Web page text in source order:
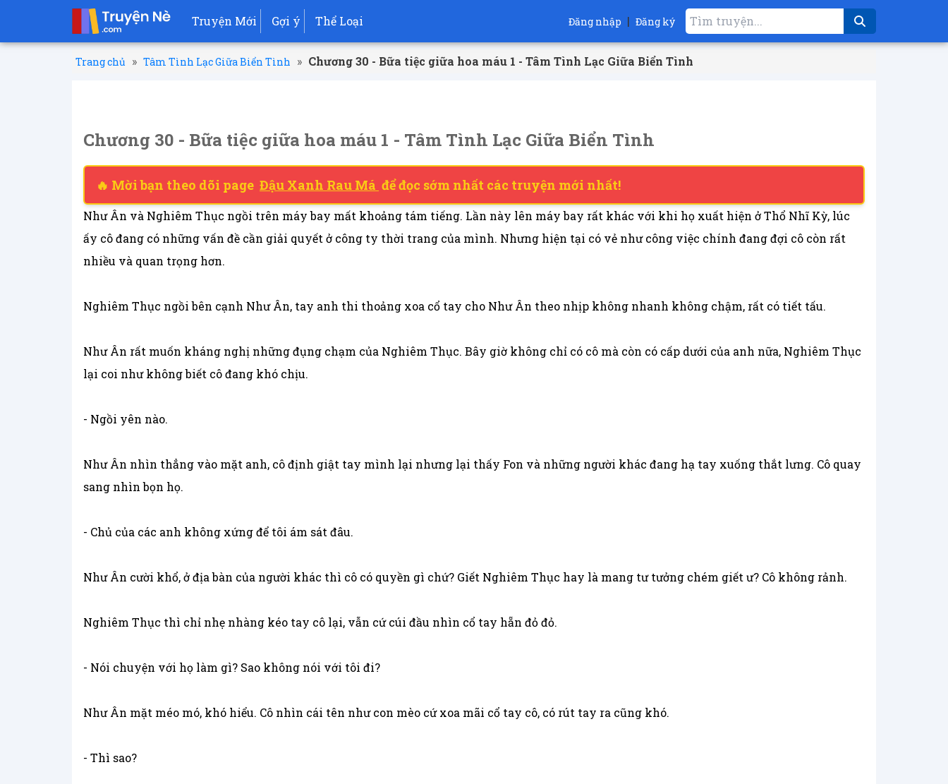
Truyện Mới Gợi ý Thể Loại Đăng nhập | Đăng ký
Trang chủ » Tâm Tình Lạc Giữa Biển Tình » Chương 30 - Bữa tiệc giữa hoa máu 1 - Tâm Tình Lạc Giữa Biển Tình
Chương 30 - Bữa tiệc giữa hoa máu 1 - Tâm Tình Lạc Giữa Biển Tình
🔥 Mời bạn theo dõi page Đậu Xanh Rau Má để đọc sớm nhất các truyện mới nhất!
Như Ân và Nghiêm Thục ngồi trên máy bay mất khoảng tám tiếng. Lần này lên máy bay rất khác với khi họ xuất hiện ở Thổ Nhĩ Kỳ, lúc
ấy cô đang có những vấn đề cần giải quyết ở công ty thời trang của mình. Nhưng hiện tại có vẻ như công việc chính đang đợi cô còn rất
nhiều và quan trọng hơn.
Nghiêm Thục ngồi bên cạnh Như Ân, tay anh thi thoảng xoa cổ tay cho Như Ân theo nhịp không nhanh không chậm, rất có tiết tấu.
Như Ân rất muốn kháng nghị những đụng chạm của Nghiêm Thục. Bây giờ không chỉ có cô mà còn có cấp dưới của anh nữa, Nghiêm Thục
lại coi như không biết cô đang khó chịu.
- Ngồi yên nào.
Như Ân nhìn thẳng vào mặt anh, cô định giật tay mình lại nhưng lại thấy Fon và những người khác đang hạ tay xuống thắt lưng. Cô quay
sang nhìn bọn họ.
- Chủ của các anh không xứng để tôi ám sát đâu.
Như Ân cười khổ, ở địa bàn của người khác thì cô có quyền gì chứ? Giết Nghiêm Thục hay là mang tư tưởng chém giết ư? Cô không rảnh.
Nghiêm Thục thì chỉ nhẹ nhàng kéo tay cô lại, vẫn cứ cúi đầu nhìn cổ tay hẵn đỏ đỏ.
- Nói chuyện với họ làm gì? Sao không nói với tôi đi?
Như Ân mặt méo mó, khó hiểu. Cô nhìn cái tên như con mèo cứ xoa mãi cổ tay cô, có rút tay ra cũng khó.
- Thì sao?